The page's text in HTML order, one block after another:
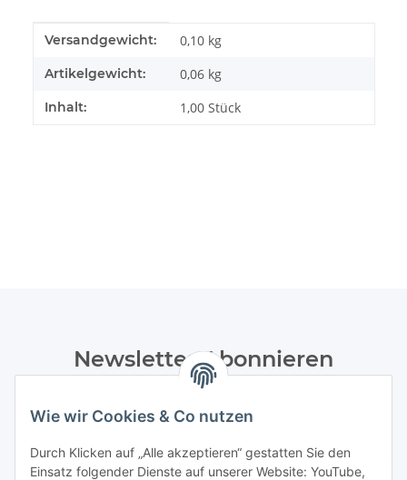
Wie wir Cookies & Co nutzen
Durch Klicken auf „Alle akzeptieren“ gestatten Sie den
Einsatz folgender Dienste auf unserer Website: YouTube,
Produkteigenschaft
Wert
Versandgewicht: 0,10 kg
Artikelgewicht: 0,06 kg
Inhalt: 1,00 Stück
Newsletter Abonnieren
Datenschutzerklärungregelmäßig und jederzeit widerruflich